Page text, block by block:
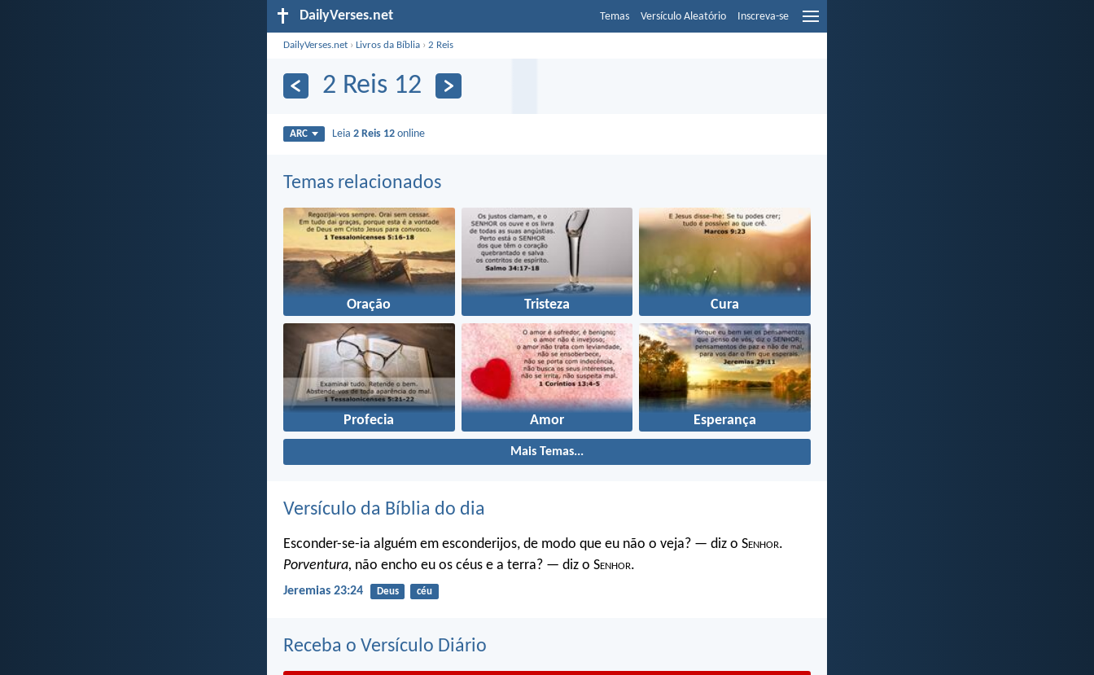
DailyVerses.net Temas Versículo Aleatório Inscreva-se
DailyVerses.net ›Livros da Bíblia ›2 Reis
2 Reis 12
ARC Leia2 Reis 12 online
Temas relacionados
Oração Tristeza Cura
Profecia Amor Esperança
Mais Temas...
Versículo da Bíblia do dia
Esconder-se-ia alguém em esconderijos, de modo que eu não o veja? — diz o Senhor.
Porventura, não encho eu os céus e a terra? — diz o Senhor.
Jeremias 23:24 Deus céu
Receba o Versículo Diário